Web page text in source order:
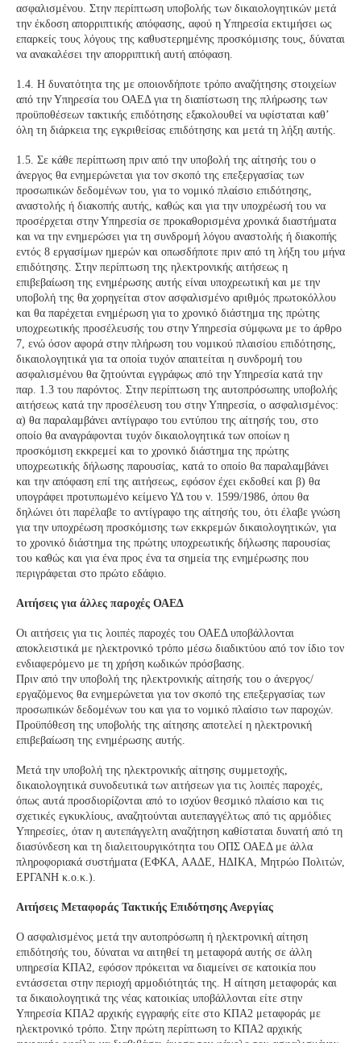
ασφαλισμένου. Στην περίπτωση υποβολής των δικαιολογητικών μετά
την έκδοση απορριπτικής απόφασης, αφού η Υπηρεσία εκτιμήσει ως
επαρκείς τους λόγους της καθυστερημένης προσκόμισης τους, δύναται
να ανακαλέσει την απορριπτική αυτή απόφαση.
1.4. Η δυνατότητα της με οποιονδήποτε τρόπο αναζήτησης στοιχείων
από την Υπηρεσία του ΟΑΕΔ για τη διαπίστωση της πλήρωσης των
προϋποθέσεων τακτικής επιδότησης εξακολουθεί να υφίσταται καθ’
όλη τη διάρκεια της εγκριθείσας επιδότησης και μετά τη λήξη αυτής.
1.5. Σε κάθε περίπτωση πριν από την υποβολή της αίτησής του ο
άνεργος θα ενημερώνεται για τον σκοπό της επεξεργασίας των
προσωπικών δεδομένων του, για το νομικό πλαίσιο επιδότησης,
αναστολής ή διακοπής αυτής, καθώς και για την υποχρέωσή του να
προσέρχεται στην Υπηρεσία σε προκαθορισμένα χρονικά διαστήματα
και να την ενημερώσει για τη συνδρομή λόγου αναστολής ή διακοπής
εντός 8 εργασίμων ημερών και οπωσδήποτε πριν από τη λήξη του μήνα
επιδότησης. Στην περίπτωση της ηλεκτρονικής αιτήσεως η
επιβεβαίωση της ενημέρωσης αυτής είναι υποχρεωτική και με την
υποβολή της θα χορηγείται στον ασφαλισμένο αριθμός πρωτοκόλλου
και θα παρέχεται ενημέρωση για το χρονικό διάστημα της πρώτης
υποχρεωτικής προσέλευσής του στην Υπηρεσία σύμφωνα με το άρθρο
7, ενώ όσον αφορά στην πλήρωση του νομικού πλαισίου επιδότησης,
δικαιολογητικά για τα οποία τυχόν απαιτείται η συνδρομή του
ασφαλισμένου θα ζητούνται εγγράφως από την Υπηρεσία κατά την
παρ. 1.3 του παρόντος. Στην περίπτωση της αυτοπρόσωπης υποβολής
αιτήσεως κατά την προσέλευση του στην Υπηρεσία, ο ασφαλισμένος:
α) θα παραλαμβάνει αντίγραφο του εντύπου της αίτησής του, στο
οποίο θα αναγράφονται τυχόν δικαιολογητικά των οποίων η
προσκόμιση εκκρεμεί και το χρονικό διάστημα της πρώτης
υποχρεωτικής δήλωσης παρουσίας, κατά το οποίο θα παραλαμβάνει
και την απόφαση επί της αιτήσεως, εφόσον έχει εκδοθεί και β) θα
υπογράφει προτυπωμένο κείμενο ΥΔ του ν. 1599/1986, όπου θα
δηλώνει ότι παρέλαβε το αντίγραφο της αίτησής του, ότι έλαβε γνώση
για την υποχρέωση προσκόμισης των εκκρεμών δικαιολογητικών, για
το χρονικό διάστημα της πρώτης υποχρεωτικής δήλωσης παρουσίας
του καθώς και για ένα προς ένα τα σημεία της ενημέρωσης που
περιγράφεται στο πρώτο εδάφιο.
Αιτήσεις για άλλες παροχές ΟΑΕΔ
Οι αιτήσεις για τις λοιπές παροχές του ΟΑΕΔ υποβάλλονται
αποκλειστικά με ηλεκτρονικό τρόπο μέσω διαδικτύου από τον ίδιο τον
ενδιαφερόμενο με τη χρήση κωδικών πρόσβασης.
Πριν από την υποβολή της ηλεκτρονικής αίτησής του ο άνεργος/
εργαζόμενος θα ενημερώνεται για τον σκοπό της επεξεργασίας των
προσωπικών δεδομένων του και για το νομικό πλαίσιο των παροχών.
Προϋπόθεση της υποβολής της αίτησης αποτελεί η ηλεκτρονική
επιβεβαίωση της ενημέρωσης αυτής.
Μετά την υποβολή της ηλεκτρονικής αίτησης συμμετοχής,
δικαιολογητικά συνοδευτικά των αιτήσεων για τις λοιπές παροχές,
όπως αυτά προσδιορίζονται από το ισχύον θεσμικό πλαίσιο και τις
σχετικές εγκυκλίους, αναζητούνται αυτεπαγγέλτως από τις αρμόδιες
Υπηρεσίες, όταν η αυτεπάγγελτη αναζήτηση καθίσταται δυνατή από τη
διασύνδεση και τη διαλειτουργικότητα του ΟΠΣ ΟΑΕΔ με άλλα
πληροφοριακά συστήματα (ΕΦΚΑ, ΑΑΔΕ, ΗΔΙΚΑ, Μητρώο Πολιτών,
ΕΡΓΑΝΗ κ.ο.κ.).
Αιτήσεις Μεταφοράς Τακτικής Επιδότησης Ανεργίας
Ο ασφαλισμένος μετά την αυτοπρόσωπη ή ηλεκτρονική αίτηση
επιδότησής του, δύναται να αιτηθεί τη μεταφορά αυτής σε άλλη
υπηρεσία ΚΠΑ2, εφόσον πρόκειται να διαμείνει σε κατοικία που
εντάσσεται στην περιοχή αρμοδιότητάς της. Η αίτηση μεταφοράς και
τα δικαιολογητικά της νέας κατοικίας υποβάλλονται είτε στην
Υπηρεσία ΚΠΑ2 αρχικής εγγραφής είτε στο ΚΠΑ2 μεταφοράς με
ηλεκτρονικό τρόπο. Στην πρώτη περίπτωση το ΚΠΑ2 αρχικής